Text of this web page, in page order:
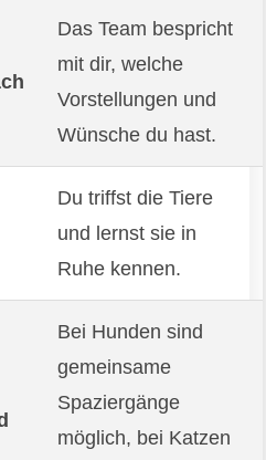
Das Team bespricht
mit dir, welche
Vorstellungen und
Wünsche du hast.
Du triffst die Tiere
und lernst sie in
Ruhe kennen.
Bei Hunden sind
gemeinsame
Spaziergänge
möglich, bei Katzen